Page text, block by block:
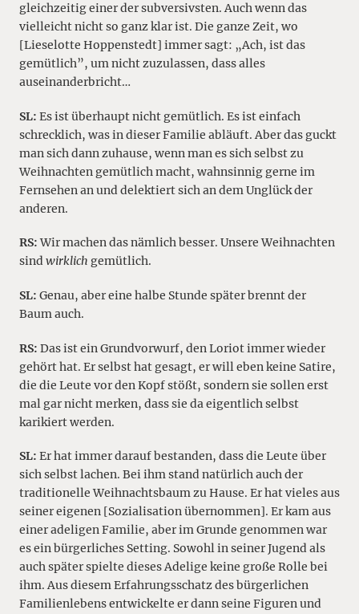
gleichzeitig einer der subversivsten. Auch wenn das
vielleicht nicht so ganz klar ist. Die ganze Zeit, wo
[Lieselotte Hoppenstedt] immer sagt: „Ach, ist das
gemütlich”, um nicht zuzulassen, dass alles
auseinanderbricht…
SL: Es ist überhaupt nicht gemütlich. Es ist einfach
schrecklich, was in dieser Familie abläuft. Aber das guckt
man sich dann zuhause, wenn man es sich selbst zu
Weihnachten gemütlich macht, wahnsinnig gerne im
Fernsehen an und delektiert sich an dem Unglück der
anderen.
RS:Wir machen das nämlich besser. Unsere Weihnachten
sindwirklich gemütlich.
SL: Genau, aber eine halbe Stunde später brennt der
Baum auch.
RS: Das ist ein Grundvorwurf, den Loriot immer wieder
gehört hat. Er selbst hat gesagt, er will eben keine Satire,
die die Leute vor den Kopf stößt, sondern sie sollen erst
mal gar nicht merken, dass sie da eigentlich selbst
karikiert werden.
SL: Er hat immer darauf bestanden, dass die Leute über
sich selbst lachen. Bei ihm stand natürlich auch der
traditionelle Weihnachtsbaum zu Hause. Er hat vieles aus
seiner eigenen [Sozialisation übernommen]. Er kam aus
einer adeligen Familie, aber im Grunde genommen war
es ein bürgerliches Setting. Sowohl in seiner Jugend als
auch später spielte dieses Adelige keine große Rolle bei
ihm. Aus diesem Erfahrungsschatz des bürgerlichen
Familienlebens entwickelte er dann seine Figuren und